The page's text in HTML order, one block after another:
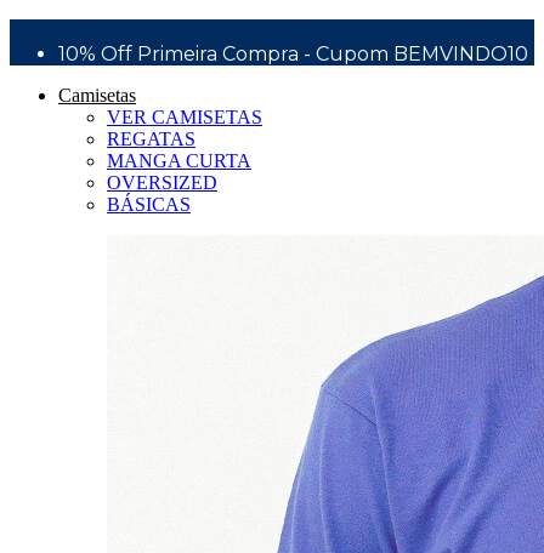
10% Off Primeira Compra - Cupom BEMVINDO10
Camisetas
VER CAMISETAS
REGATAS
MANGA CURTA
OVERSIZED
BÁSICAS